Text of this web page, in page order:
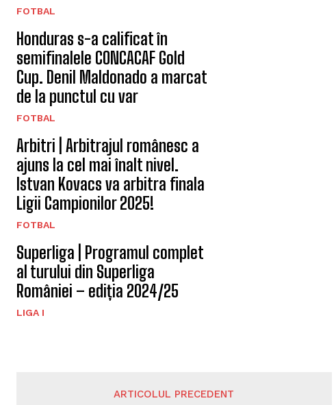
FOTBAL
Honduras s-a calificat în
semifinalele CONCACAF Gold
Cup. Denil Maldonado a marcat
de la punctul cu var
FOTBAL
Arbitri | Arbitrajul românesc a
ajuns la cel mai înalt nivel.
Istvan Kovacs va arbitra finala
Ligii Campionilor 2025!
FOTBAL
Superliga | Programul complet
al turului din Superliga
României – ediția 2024/25
LIGA I
ARTICOLUL PRECEDENT